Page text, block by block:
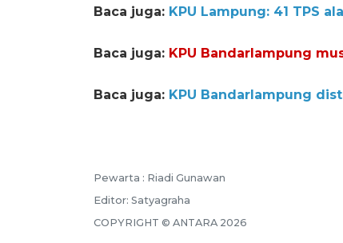
Baca juga: KPU Lampung: 41 TPS
Baca juga: KPU Bandarlampung
Baca juga: KPU Bandarlampung
Pewarta : Riadi Gunawan
Editor: Satyagraha
COPYRIGHT © ANTARA 2026